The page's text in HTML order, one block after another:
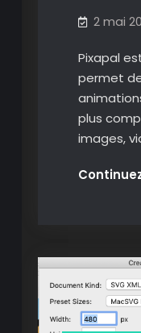
2 mai
Pixapal
permet
plus
images,